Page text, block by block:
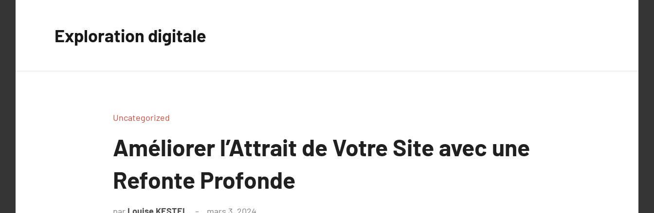
Exploration digitale
Uncategorized
Améliorer l’Attrait de Votre Site avec une
Refonte Profonde